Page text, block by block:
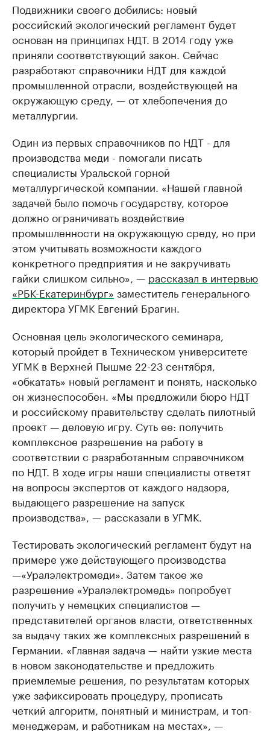
Подвижники своего добились: новый
российский экологический регламент будет
основан на принципах НДТ. В 2014 году уже
приняли соответствующий закон. Сейчас
разработают справочники НДТ для каждой
промышленной отрасли, воздействующей на
окружающую среду, — от хлебопечения до
металлургии.
Один из первых справочников по НДТ - для
производства меди - помогали писать
специалисты Уральской горной
металлургической компании. «Нашей главной
задачей было помочь государству, которое
должно ограничивать воздействие
промышленности на окружающую среду, но при
этом учитывать возможности каждого
конкретного предприятия и не закручивать
гайки слишком сильно», — рассказал в интервью
«РБК-Екатеринбург» заместитель генерального
директора УГМК Евгений Брагин.
Основная цель экологического семинара,
который пройдет в Техническом университете
УГМК в Верхней Пышме 22-23 сентября,
«обкатать» новый регламент и понять, насколько
он жизнеспособен. «Мы предложили бюро НДТ
и российскому правительству сделать пилотный
проект — деловую игру. Суть ее: получить
комплексное разрешение на работу в
соответствии с разработанным справочником
по НДТ. В ходе игры наши специалисты ответят
на вопросы экспертов от каждого надзора,
выдающего разрешение на запуск
производства», — рассказали в УГМК.
Тестировать экологический регламент будут на
примере уже действующего производства
—«Уралэлектромеди». Затем такое же
разрешение «Уралэлектромедь» попробует
получить у немецких специалистов —
представителей органов власти, ответственных
за выдачу таких же комплексных разрешений в
Германии. «Главная задача — найти узкие места
в новом законодательстве и предложить
приемлемые решения, по результатам которых
уже зафиксировать процедуру, прописать
четкий алгоритм, понятный и министрам, и топ-
менеджерам, и работникам на местах», —